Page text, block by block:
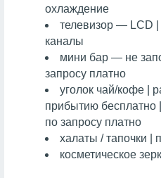
охлаждение
телевизор — LCD |
каналы
мини бар — не
запросу платно
уголок чай/кофе |
прибытию
по запросу платно
халаты / тапочки |
косметическое